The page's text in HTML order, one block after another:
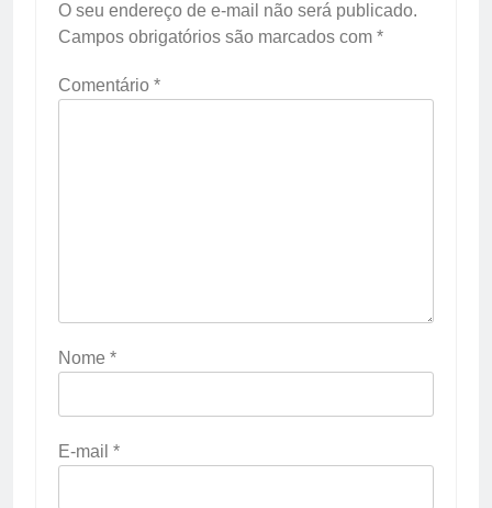
O seu endereço de e-mail não será publicado.
Campos obrigatórios são marcados com *
Comentário *
Nome *
E-mail *